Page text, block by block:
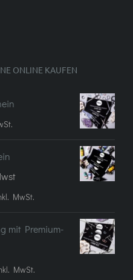
ONLINE KAUFEN
MwSt.
mit Premium-
MwSt.